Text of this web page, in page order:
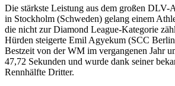
Die stärkste Leistung aus dem großen DLV-
in Stockholm (Schweden) gelang einem
die nicht zur Diamond League-Kategorie
Hürden steigerte Emil Agyekum (SCC
Bestzeit von der WM im vergangenen Jahr
47,72 Sekunden und wurde dank seiner
Rennhälfte Dritter.